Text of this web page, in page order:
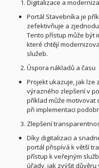
Digitalizace a
Portál Stavebníka je
zefektivňuje a
Tento přístup může být
které chtějí
služeb.
Úspora nákladů a času
Projekt ukazuje, jak lze
výrazného zlepšení v
příklad může motivovat
při implementaci
Zlepšení
Díky digitalizaci a
portál přispívá k větší
přístup k veřejným
úřady, jak zvýšit